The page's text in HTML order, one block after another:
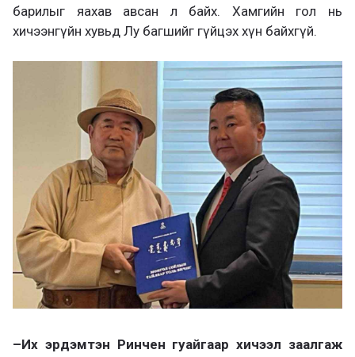
барилыг яахав авсан л байх. Хамгийн гол нь
хичээнгүйн хувьд Лу багшийг гүйцэх хүн байхгүй.
–Их эрдэмтэн Ринчен гуайгаар хичээл заалгаж